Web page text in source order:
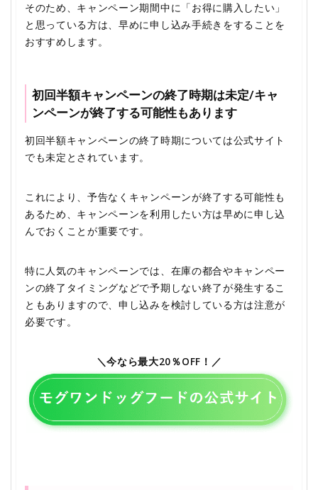
そのため、キャンペーン期間中に「お得に購入したい」
と思っている方は、早めに申し込み手続きをすることを
おすすめします。
初回半額キャンペーンの終了時期は未定/キャ
ンペーンが終了する可能性もあります
初回半額キャンペーンの終了時期については公式サイト
でも未定とされています。
これにより、予告なくキャンペーンが終了する可能性も
あるため、キャンペーンを利用したい方は早めに申し込
んでおくことが重要です。
特に人気のキャンペーンでは、在庫の都合やキャンペー
ンの終了タイミングなどで予期しない終了が発生するこ
ともありますので、申し込みを検討している方は注意が
必要です。
＼今なら最大20％OFF！／